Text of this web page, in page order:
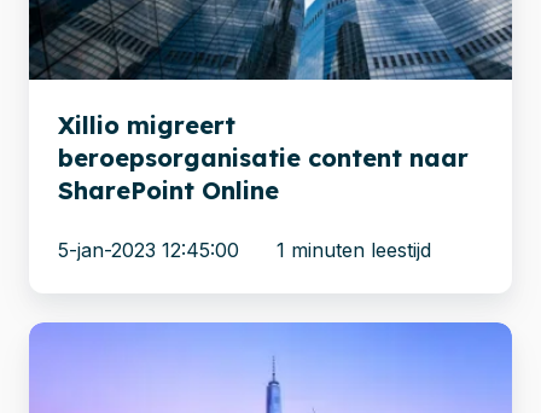
SharePoint
Online
Xillio migreert
beroepsorganisatie content naar
SharePoint Online
5-jan-2023 12:45:00 1 minuten leestijd
Xillio